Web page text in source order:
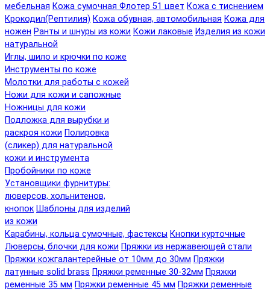
мебельная Кожа сумочная Флотер 51 цвет Кожа с тиснением
Крокодил(Рептилия) Кожа обувная, автомобильная Кожа для
ножен Ранты и шнуры из кожи Кожи лаковые Изделия из кожи
натуральной
Иглы, шило и крючки по коже
Инструменты по коже
Молотки для работы с кожей
Ножи для кожи и сапожные
Ножницы для кожи
Подложка для вырубки и
раскроя кожи Полировка
(сликер) для натуральной
кожи и инструмента
Пробойники по коже
Установщики фурнитуры:
люверсов, хольнитенов,
кнопок Шаблоны для изделий
из кожи
Карабины, кольца сумочные, фастексы Кнопки курточные
Люверсы, блочки для кожи Пряжки из нержавеющей стали
Пряжки кожгалантерейные от 10мм до 30мм Пряжки
латунные solid brass Пряжки ременные 30-32мм Пряжки
ременные 35 мм Пряжки ременные 45 мм Пряжки ременные